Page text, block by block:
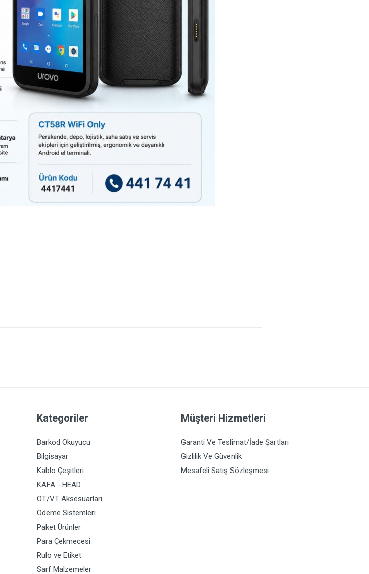
Kategoriler
Barkod Okuyucu
Bilgisayar
Kablo Çeşitleri
KAFA - HEAD
OT/VT Aksesuarları
Ödeme Sistemleri
Paket Ürünler
Para Çekmecesi
Rulo ve Etiket
Sarf Malzemeler
Müşteri Hizmetleri
Garanti Ve Teslimat/İade Şartları
Gizlilik Ve Güvenlik
Mesafeli Satış Sözleşmesi